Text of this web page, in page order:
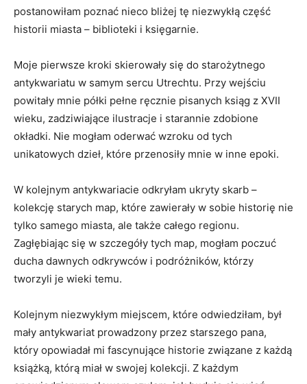
postanowiłam poznać nieco⁤ bliżej tę niezwykłą część
historii miasta – biblioteki ‍i księgarnie.
Moje pierwsze‌ kroki skierowały ‌się do starożytnego
antykwariatu w samym sercu Utrechtu. Przy wejściu
⁤powitały mnie​ półki pełne ręcznie pisanych ksiąg z ⁣XVII
wieku, ⁢zadziwiające ilustracje i⁢ starannie‍ zdobione
okładki. Nie ‍mogłam oderwać wzroku od tych
⁣unikatowych ⁤dzieł, które przenosiły mnie ⁤w inne epoki.
W kolejnym⁣ antykwariacie odkryłam ukryty skarb –
kolekcję starych map, które⁣ zawierały w sobie historię nie
tylko samego miasta,⁤ ale także całego regionu.
Zagłębiając się w ‍szczegóły tych map, mogłam poczuć
‌ducha‍ dawnych ⁣odkrywców i podróżników, którzy
tworzyli je wieki temu.
Kolejnym niezwykłym ​miejscem, które odwiedziłam, był⁢
mały antykwariat prowadzony przez starszego pana,
który opowiadał mi fascynujące ‌historie związane z każdą
książką, ‍którą miał⁣ w⁤ swojej kolekcji. Z każdym